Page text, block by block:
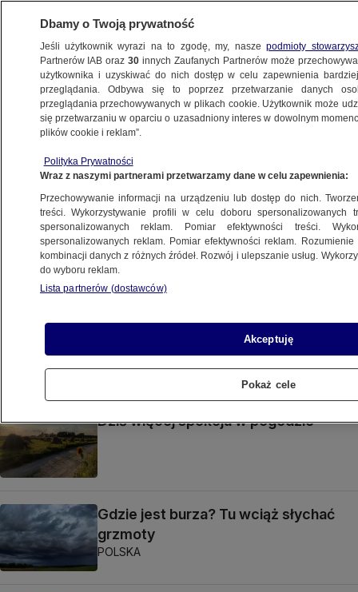
METEO
PROGNOZA
Noc przyniesie przelotne opady
Upał coraz bliżej Polski. Kiedy zrobi
się gorąco?
Już wkrótce zagrzmi i mocno powieje.
Prognoza zagrożeń IMGW
Dziś więcej spokoju w pogodzie
Gdzie jest burza? Tu wciąż słychać
grzmoty
POLSKA
Dbamy o Twoją prywatność
Jeśli użytkownik wyrazi na to zgodę, my, naszepodmioty
Partnerów IAB oraz30 innych Zaufanych Partnerów może
użytkownika i uzyskiwać do nich dostęp w celu zapewnienia
przeglądania. Odbywa się to poprzez przetwarzanie danych
przeglądania przechowywanych w plikach cookie. Użytkownik może
się przetwarzaniu w oparciu o uzasadniony interes w dowolnym
plików cookie i reklam”.
Polityka Prywatności
Wraz z naszymi partnerami przetwarzamy dane w celu zapewnienia:
Przechowywanie informacji na urządzeniu lub dostęp do nich.
treści. Wykorzystywanie profili w celu doboru spersonalizowanych
spersonalizowanych reklam. Pomiar efektywności treści.
spersonalizowanych reklam. Pomiar efektywności reklam.
kombinacji danych z różnych źródeł. Rozwój i ulepszanie usług.
do wyboru reklam.
Lista partnerów (dostawców)
Akceptuję
Pokaż cele